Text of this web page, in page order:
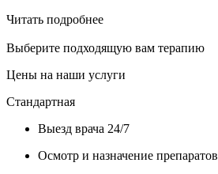
Читать подробнее
Выберите подходящую вам терапию
Цены на наши услуги
Стандартная
Выезд врача 24/7
Осмотр и назначение препаратов